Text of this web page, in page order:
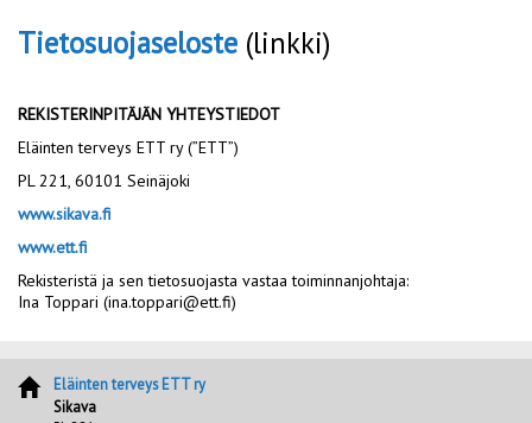
Tietosuojaseloste (linkki)
REKISTERINPITÄJÄN YHTEYSTIEDOT
Eläinten terveys ETT ry (”ETT”)
PL 221, 60101 Seinäjoki
www.sikava.fi
www.ett.fi
Rekisteristä ja sen tietosuojasta vastaa toiminnanjohtaja:
Ina Toppari (ina.toppari@ett.fi)
Eläinten terveys ETT ry
Sikava